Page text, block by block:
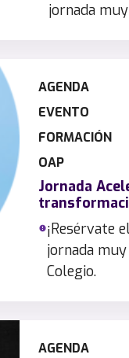
jornada
AGENDA
EVENTO
FORMACIÓN
OAP
Jornada
¡Resérvate
jornada
Colegio.
AGENDA